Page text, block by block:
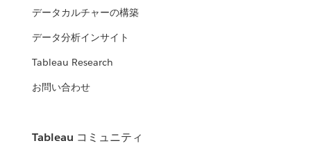
データカルチャーの構築
データ分析インサイト
Tableau Research
お問い合わせ
Tableau コミュニティ